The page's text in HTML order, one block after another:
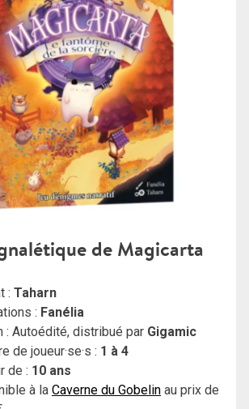
de Magicarta
: Taharn
: Fanélia
: Autoédité, distribué par Gigamic
de joueur·se·s : 1 à 4
de : 10 ans
à la Caverne du Gobelin au prix de